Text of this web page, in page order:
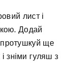
лист і
Додай
ще
зніми гуляш з